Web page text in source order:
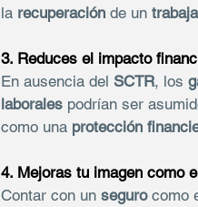
la recuperación de un
3. Reduces el impacto
En ausencia del SCTR, los
laborales podrían ser
como una protección
4. Mejoras tu imagen como
Contar con un seguro como